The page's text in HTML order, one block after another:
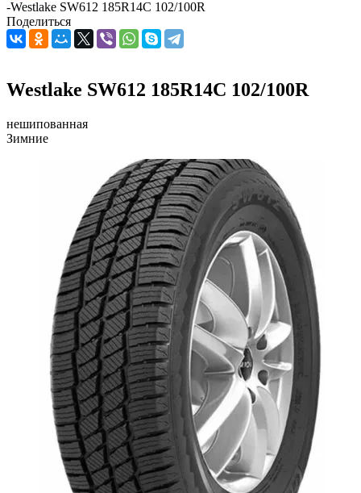
-Westlake SW612 185R14C 102/100R
Поделиться
Westlake SW612 185R14C 102/100R
нешипованная
Зимние